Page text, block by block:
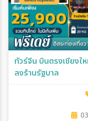
ทัวร์จีน บินตรงเชียงใ
ลงร้านรัฐบาล